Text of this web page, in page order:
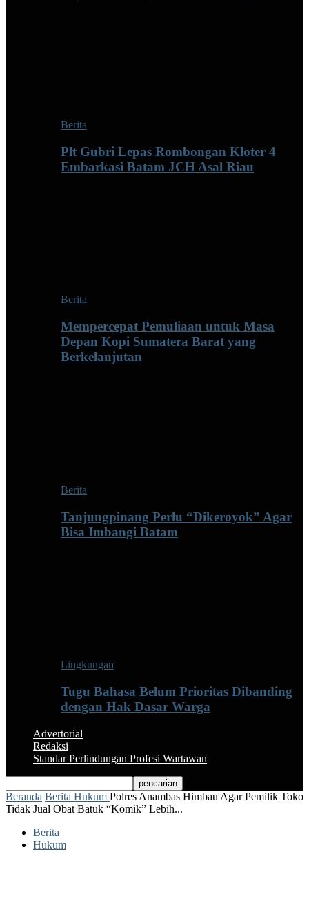
Berita
Plt Gubri Lepas Rombongan Kloter 4
Embarkasi Batam JCH Asal Riau
Berita
Mempercepat Pemuliaan untuk Masa
Depan Kopi Sumatera Barat yang
Berkelanjutan
Berita
Tanjungpinang Perlu “Dikeroyok” Agar
Bisa Imbangi Batam
Lingkungan
Tugu Bahasa Belum Prioritas Dibanding
dengan Hak Dasar Warga
Advertorial
Redaksi
Standar Perlindungan Profesi Wartawan
Beranda Berita Hukum Polres Anambas Himbau Agar Pemilik Toko
Tidak Jual Obat Batuk “Komik” Lebih...
Berita
Hukum